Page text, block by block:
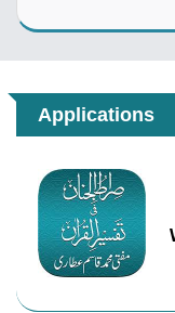
Applications